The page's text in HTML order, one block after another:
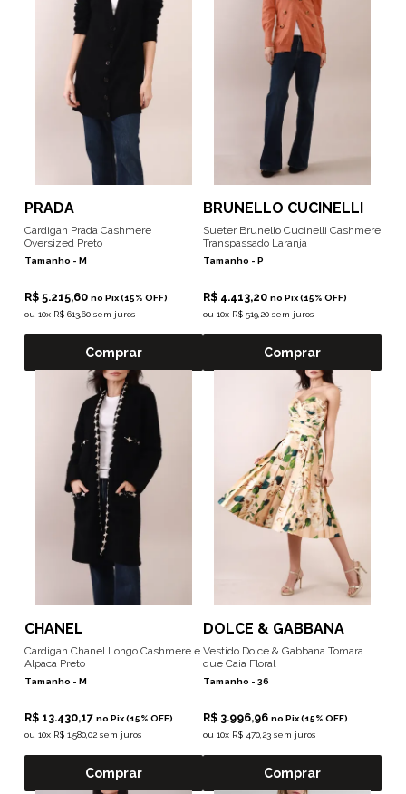
PRADA
Cardigan Prada Cashmere
Oversized Preto
Tamanho - M
R$ 5.215,60 no Pix (15% OFF)
ou 10x R$ 613,60 sem juros
Comprar
BRUNELLO CUCINELLI
Sueter Brunello Cucinelli Cashmere
Transpassado Laranja
Tamanho - P
R$ 4.413,20 no Pix (15% OFF)
ou 10x R$ 519,20 sem juros
Comprar
CHANEL
Cardigan Chanel Longo Cashmere e
Alpaca Preto
Tamanho - M
R$ 13.430,17 no Pix (15% OFF)
ou 10x R$ 1.580,02 sem juros
Comprar
DOLCE & GABBANA
Vestido Dolce & Gabbana Tomara
que Caia Floral
Tamanho - 36
R$ 3.996,96 no Pix (15% OFF)
ou 10x R$ 470,23 sem juros
Comprar